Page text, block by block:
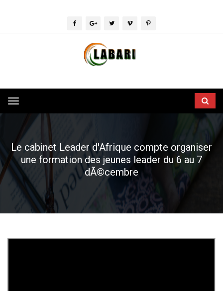
Toggle
navigation
Le cabinet Leader d'Afrique compte organiser
une formation des jeunes leader du 6 au 7
dÃ©cembre